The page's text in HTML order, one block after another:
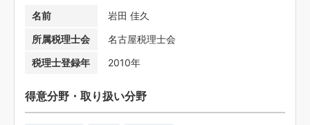
名前
岩田 佳久
所属税理士会
名古屋税理士会
税理士登録年
2010年
得意分野・取り扱い分野